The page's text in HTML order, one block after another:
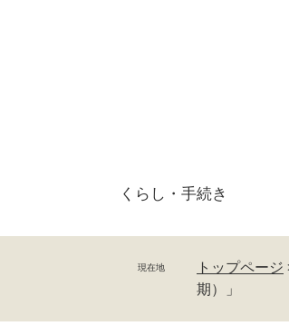
くらし・ 手続き
現在地 トップページ
期）」